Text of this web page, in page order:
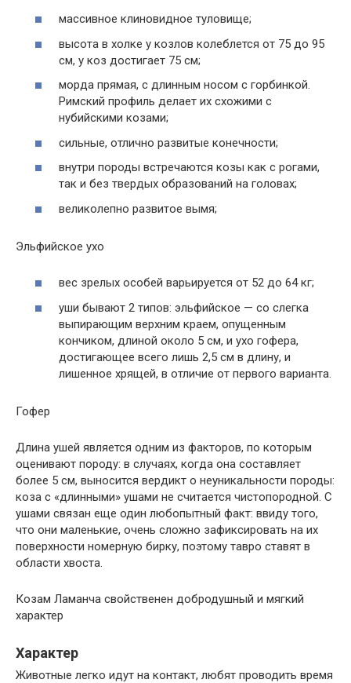
массивное клиновидное туловище;
высота в холке у козлов колеблется от 75 до 95
см, у коз достигает 75 см;
морда прямая, с длинным носом с горбинкой.
Римский профиль делает их схожими с
нубийскими козами;
сильные, отлично развитые конечности;
внутри породы встречаются козы как с рогами,
так и без твердых образований на головах;
великолепно развитое вымя;
Эльфийское ухо
вес зрелых особей варьируется от 52 до 64 кг;
уши бывают 2 типов: эльфийское — со слегка
выпирающим верхним краем, опущенным
кончиком, длиной около 5 см, и ухо гофера,
достигающее всего лишь 2,5 см в длину, и
лишенное хрящей, в отличие от первого варианта.
Гофер
Длина ушей является одним из факторов, по которым
оценивают породу: в случаях, когда она составляет
более 5 см, выносится вердикт о неуникальности породы:
коза с «длинными» ушами не считается чистопородной. С
ушами связан еще один любопытный факт: ввиду того,
что они маленькие, очень сложно зафиксировать на их
поверхности номерную бирку, поэтому тавро ставят в
области хвоста.
Козам Ламанча свойственен добродушный и мягкий
характер
Характер
Животные легко идут на контакт, любят проводить время